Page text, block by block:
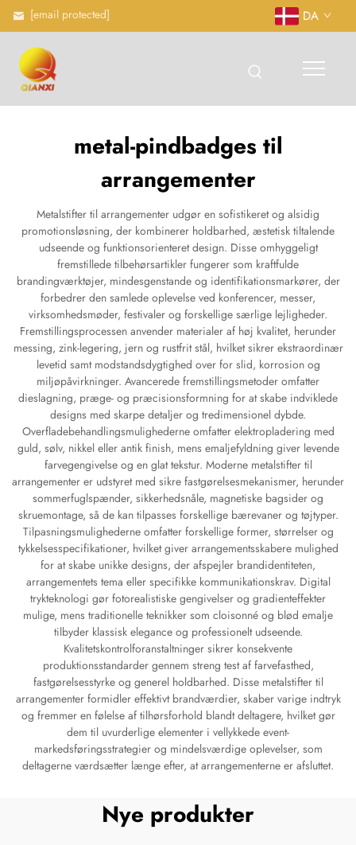
[email protected] DA
metal-pindbadges til
arrangementer
Metalstifter til arrangementer udgør en sofistikeret og alsidig
promotionsløsning, der kombinerer holdbarhed, æstetisk tiltalende
udseende og funktionsorienteret design. Disse omhyggeligt
fremstillede tilbehørsartikler fungerer som kraftfulde
brandingværktøjer, mindesgenstande og identifikationsmarkører, der
forbedrer den samlede oplevelse ved konferencer, messer,
virksomhedsmøder, festivaler og forskellige særlige lejligheder.
Fremstillingsprocessen anvender materialer af høj kvalitet, herunder
messing, zink-legering, jern og rustfrit stål, hvilket sikrer ekstraordinær
levetid samt modstandsdygtighed over for slid, korrosion og
miljøpåvirkninger. Avancerede fremstillingsmetoder omfatter
dieslagning, præge- og præcisionsformning for at skabe indviklede
designs med skarpe detaljer og tredimensionel dybde.
Overfladebehandlingsmulighederne omfatter elektropladering med
guld, sølv, nikkel eller antik finish, mens emaljefyldning giver levende
farvegengivelse og en glat tekstur. Moderne metalstifter til
arrangementer er udstyret med sikre fastgørelsesmekanismer, herunder
sommerfuglspænder, sikkerhedsnåle, magnetiske bagsider og
skruemontage, så de kan tilpasses forskellige bærevaner og tøjtyper.
Tilpasningsmulighederne omfatter forskellige former, størrelser og
tykkelsesspecifikationer, hvilket giver arrangementsskabere mulighed
for at skabe unikke designs, der afspejler brandidentiteten,
arrangementets tema eller specifikke kommunikationskrav. Digital
trykteknologi gør fotorealistiske gengivelser og gradienteffekter
mulige, mens traditionelle teknikker som cloisonné og blød emalje
tilbyder klassisk elegance og professionelt udseende.
Kvalitetskontrolforanstaltninger sikrer konsekvente
produktionsstandarder gennem streng test af farvefasthed,
fastgørelsesstyrke og generel holdbarhed. Disse metalstifter til
arrangementer formidler effektivt brandværdier, skaber varige indtryk
og fremmer en følelse af tilhørsforhold blandt deltagere, hvilket gør
dem til uvurderlige elementer i vellykkede event-
markedsføringsstrategier og mindelsværdige oplevelser, som
deltagerne værdsætter længe efter, at arrangementerne er afsluttet.
Nye produkter